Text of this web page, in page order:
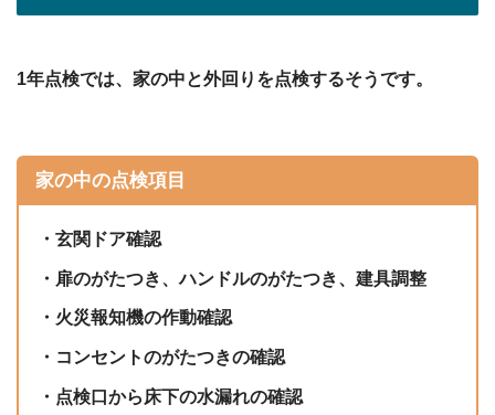
1年点検では、家の中と外回りを点検するそうです。
家の中の点検項目
・玄関ドア確認
・扉のがたつき、ハンドルのがたつき、建具調整
・火災報知機の作動確認
・コンセントのがたつきの確認
・点検口から床下の水漏れの確認